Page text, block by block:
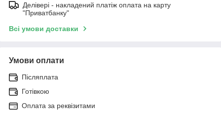
Делівері - накладений платіж оплата на карту
"Приватбанку"
Всі умови доставки
Умови оплати
Післяплата
Готівкою
Оплата за реквізитами